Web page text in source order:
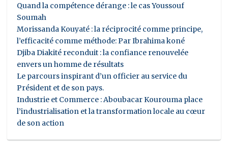
Quand la compétence dérange : le cas Youssouf
Soumah
Morissanda Kouyaté : la réciprocité comme principe,
l’efficacité comme méthode: Par Ibrahima koné
Djiba Diakité reconduit : la confiance renouvelée
envers un homme de résultats
Le parcours inspirant d’un officier au service du
Président et de son pays.
Industrie et Commerce : Aboubacar Kourouma place
l’industrialisation et la transformation locale au cœur
de son action